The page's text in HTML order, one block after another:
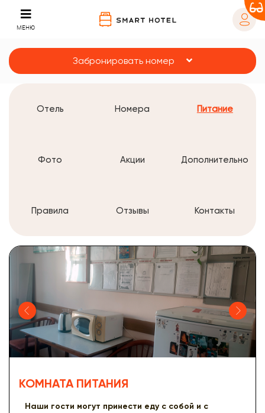
МЕНЮ
Забронировать номер
Отель Номера Питание
Фото Акции Дополнительно
Правила Отзывы Контакты
КОМНАТА ПИТАНИЯ
Наши гости могут принести еду с собой и с